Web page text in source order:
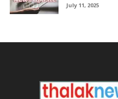
July 11, 2025